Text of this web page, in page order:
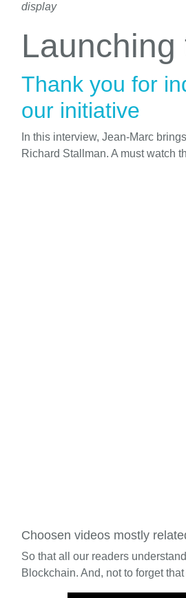
display
Thank you for
our initiative
In this interview, Jean-Marc
Richard Stallman. A must watch
Choosen videos mostly
So that all our readers
Blockchain. And, not to forget